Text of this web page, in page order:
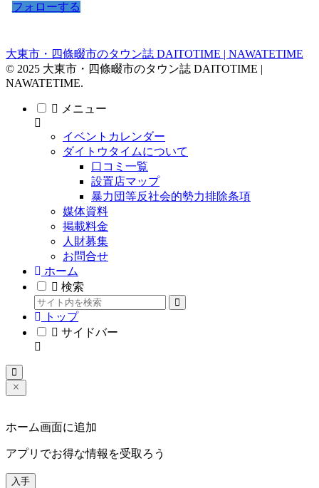
フォローする
大東市・四條畷市のタウン誌 DAITOTIME | NAWATETIME
© 2025 大東市・四條畷市のタウン誌 DAITOTIME |
NAWATETIME.
メニュー
イベントカレンダー
ダイトウタイムについて
口コミ一覧
設置店マップ
暴力団等反社会的勢力排除条項
媒体資料
掲載料金
人財募集
お問合せ
ホーム
検索
トップ
サイドバー
ホーム画面に追加
アプリでお得な情報を受取ろう
入手